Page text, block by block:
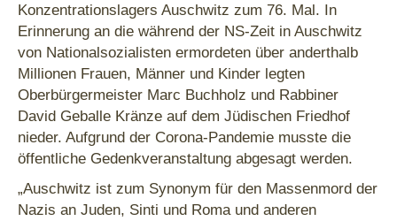
Konzentrationslagers Auschwitz zum 76. Mal. In
Erinnerung an die während der NS-Zeit in Auschwitz
von Nationalsozialisten ermordeten über anderthalb
Millionen Frauen, Männer und Kinder legten
Oberbürgermeister Marc Buchholz und Rabbiner
David Geballe Kränze auf dem Jüdischen Friedhof
nieder. Aufgrund der Corona-Pandemie musste die
öffentliche Gedenkveranstaltung abgesagt werden.
„Auschwitz ist zum Synonym für den Massenmord der
Nazis an Juden, Sinti und Roma und anderen